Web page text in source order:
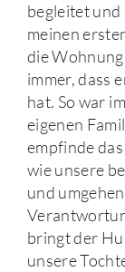
begleitet und
meinen
die
immer, dass
hat. So war
eigenen
empfinde
wie unsere
und
bringt der
unsere